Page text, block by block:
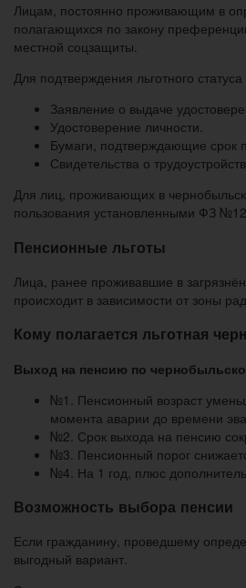
Лицам, постоянно проживающим в
полагающихся по закону
местной соцзащиты.
Для подтверждения льготного
Заявление о выдаче
Удостоверение личности.
Бумаги, подтверждающие срок
Свидетельства о
Для лиц, проживающих в
пользования установленными ФЗ
Пенсионные льготы
Лица, ранее проживавшие в
происходит в зависимости от зоны
Кому полагается льготная
Выход на пенсию по
№1. Пенсионный возраст
момента аварии до времени
№2. Срок выхода на пенсию
№3. Пенсионный порог
№4. На 1 год, плюс
Возможность выбора пенсии
Если гражданину, проведшему
выгодный вариант.